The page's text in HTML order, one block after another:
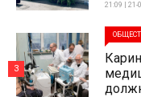
21:09 | 21-
3